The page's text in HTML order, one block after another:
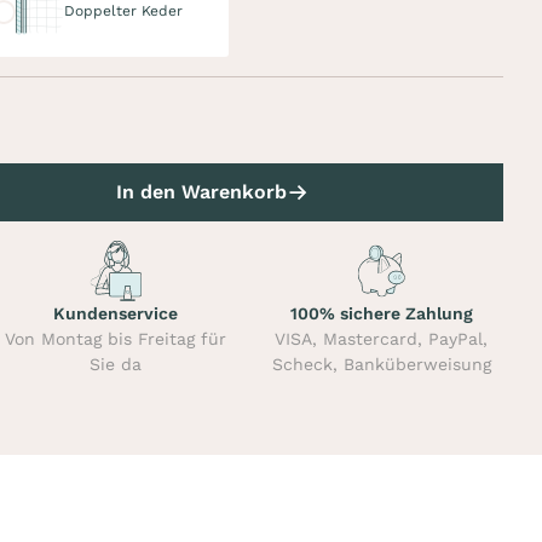
Doppelter Keder
In den Warenkorb
Kundenservice
Von Montag bis Freitag für
Sie da
100% sichere Zahlung
VISA, Mastercard, PayPal,
Scheck, Banküberweisung